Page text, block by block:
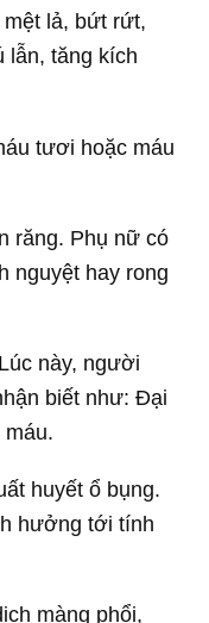
mệt lả, bứt rứt,
lẫn, tăng kích
tươi hoặc máu
răng. Phụ nữ có
nguyệt hay rong
này, người
biết như: Đại
huyết ổ bụng.
hưởng tới tính
màng phổi,